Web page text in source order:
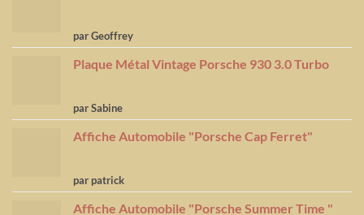
Note5sur
5
par Geoffrey
Plaque Métal Vintage Porsche 930 3.0 Turbo
Note5sur
5
par Sabine
Affiche Automobile "Porsche Cap Ferret"
Note4
sur 5
par patrick
Affiche Automobile "Porsche Summer Time "